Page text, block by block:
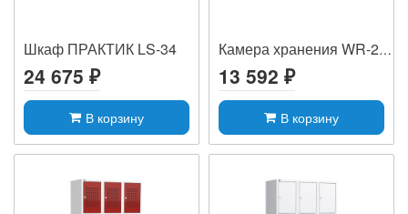
Шкаф ПРАКТИК LS-34
24 675 ₽
В корзину
Камера хранения WR-28v1
13 592 ₽
В корзину